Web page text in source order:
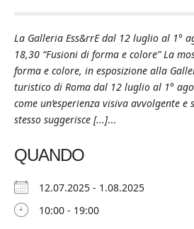
La Galleria Ess&rrE dal 12 luglio al 1°
18,30 “Fusioni di forma e colore” La
forma e colore, in esposizione alla
turistico di Roma dal 12 luglio al 1°
come un’esperienza visiva avvolgente
stesso suggerisce [...]...
QUANDO
12.07.2025 - 1.08.2025
10:00 - 19:00